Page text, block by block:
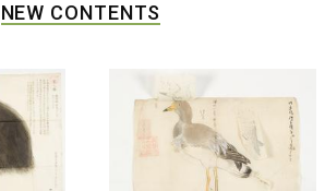
NEW CONTENTS